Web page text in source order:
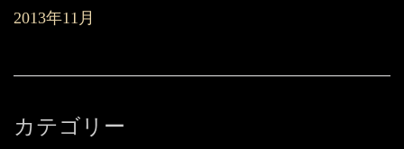
2013年11月
カテゴリー